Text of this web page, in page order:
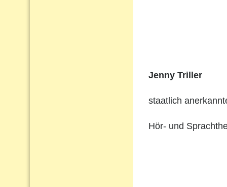
Jenny Triller
staatlich
Hör- und